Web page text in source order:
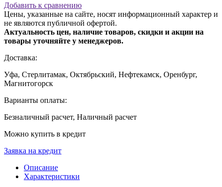
Добавить к сравнению
Цены, указанные на сайте, носят информационный характер и
не являются публичной офертой.
Актуальность цен, наличие товаров, скидки и акции на
товары уточняйте у менеджеров.
Доставка:
Уфа, Стерлитамак, Октябрьский, Нефтекамск, Оренбург,
Магнитогорск
Варианты оплаты:
Безналичный расчет, Наличный расчет
Можно купить в кредит
Заявка на кредит
Описание
Характеристики